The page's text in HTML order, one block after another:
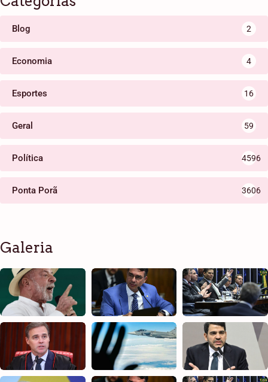
Blog 2
Economia 4
Esportes 16
Geral 59
Política 4596
Ponta Porã 3606
Galeria